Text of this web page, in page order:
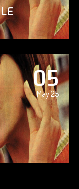
05
May 25